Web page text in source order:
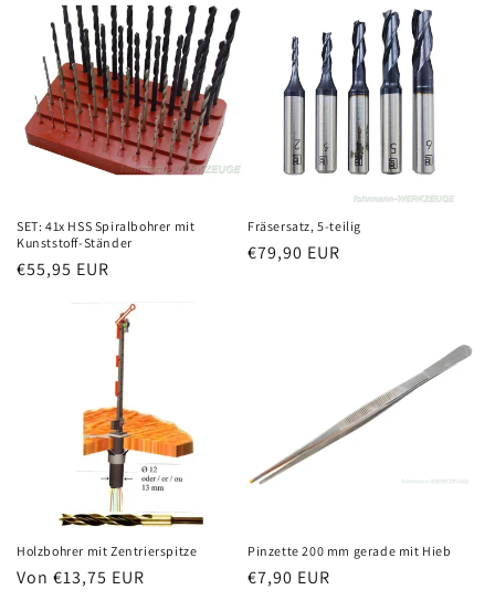
SET: 41x HSS Spiralbohrer mit
Kunststoff-Ständer
Normaler
€55,95 EUR
Fräsersatz, 5-teilig
Normaler
€79,90 EUR
Holzbohrer mit Zentrierspitze
Normaler
Von €13,75 EUR
Pinzette 200 mm gerade mit Hieb
Normaler
€7,90 EUR